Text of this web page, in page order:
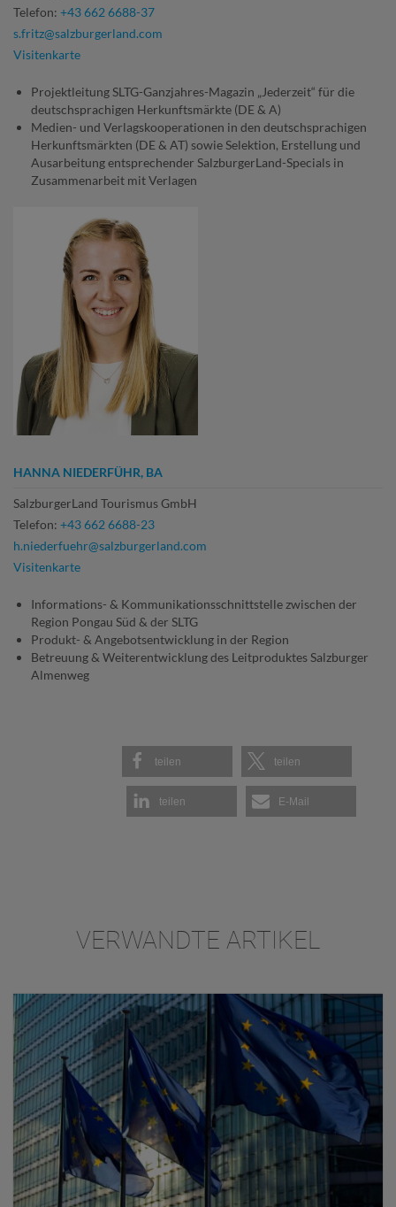
Telefon: +43 662 6688-37
s.fritz@salzburgerland.com
Visitenkarte
Projektleitung SLTG-Ganzjahres-Magazin „Jederzeit“ für die
deutschsprachigen Herkunftsmärkte (DE & A)
Medien- und Verlagskooperationen in den deutschsprachigen
Herkunftsmärkten (DE & AT) sowie Selektion, Erstellung und
Ausarbeitung entsprechender SalzburgerLand-Specials in
Zusammenarbeit mit Verlagen
HANNA NIEDERFÜHR, BA
SalzburgerLand Tourismus GmbH
Telefon: +43 662 6688-23
h.niederfuehr@salzburgerland.com
Visitenkarte
Informations- & Kommunikationsschnittstelle zwischen der
Region Pongau Süd & der SLTG
Produkt- & Angebotsentwicklung in der Region
Betreuung & Weiterentwicklung des Leitproduktes Salzburger
Almenweg
teilen teilen
teilen E-Mail
VERWANDTE ARTIKEL